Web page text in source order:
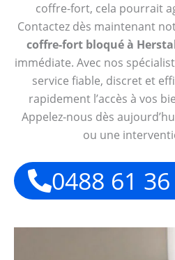
coffre-fort, cela pourrait
Contactez dès maintenant
coffre-fort bloqué à
immédiate. Avec nos
service fiable, discret et
rapidement l’accès à vos
Appelez-nous dès
ou une
0488 61